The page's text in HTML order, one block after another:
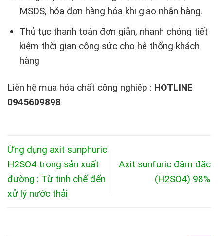
MSDS, hóa đơn hàng hóa khi giao nhận hàng.
Thủ tục thanh toán đơn giản, nhanh chóng tiết
kiệm thời gian công sức cho hệ thống khách
hàng
Liên hệ mua hóa chất công nghiệp : HOTLINE
0945609898
Ứng dụng axit sunphuric
H2SO4 trong sản xuất
đường : Từ tinh chế đến
xử lý nước thải
Axit sunfuric đậm đặc
(H2SO4) 98%